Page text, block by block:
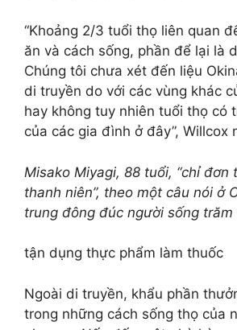
“Khoảng 2/3 tuổi thọ liên quan
ăn và cách sống, phần để lại là
Chúng tôi chưa xét đến liệu
di truyền do với các vùng khác
hay không tuy nhiên tuổi thọ có
của các gia đình ở đây”, Willcox
Misako Miyagi, 88 tuổi, “chỉ đơn
thanh niên”, theo một câu nói ở
trung đông đúc người sống trăm
tận dụng thực phẩm làm thuốc
Ngoài di truyền, khẩu phần
trong những cách sống thọ của